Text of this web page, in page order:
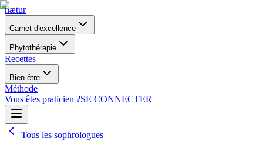
nætur
Carnet d'excellence
Phytothérapie
Recettes
Bien-être
Méthode
Vous êtes praticien ?SE CONNECTER
Tous les sophrologues